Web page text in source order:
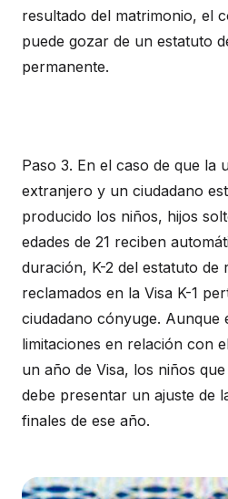
resultado del matrimonio, el
puede gozar de un estatuto
permanente.
Paso 3. En el caso de que la
extranjero y un ciudadano
producido los niños, hijos
edades de 21 reciben
duración, K-2 del estatuto de
reclamados en la Visa K-1
ciudadano cónyuge. Aunque
limitaciones en relación con
un año de Visa, los niños
debe presentar un ajuste de
finales de ese año.